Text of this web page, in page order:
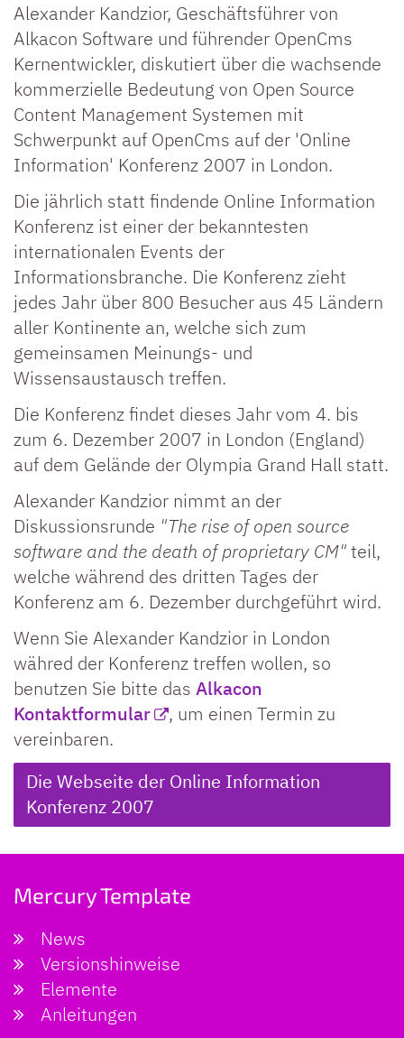
Alexander Kandzior, Geschäftsführer von
Alkacon Software und führender OpenCms
Kernentwickler, diskutiert über die wachsende
kommerzielle Bedeutung von Open Source
Content Management Systemen mit
Schwerpunkt auf OpenCms auf der 'Online
Information' Konferenz 2007 in London.
Die jährlich statt findende Online Information
Konferenz ist einer der bekanntesten
internationalen Events der
Informationsbranche. Die Konferenz zieht
jedes Jahr über 800 Besucher aus 45 Ländern
aller Kontinente an, welche sich zum
gemeinsamen Meinungs- und
Wissensaustausch treffen.
Die Konferenz findet dieses Jahr vom 4. bis
zum 6. Dezember 2007 in London (England)
auf dem Gelände der Olympia Grand Hall statt.
Alexander Kandzior nimmt an der
Diskussionsrunde "The rise of open source
software and the death of proprietary CM"teil,
welche während des dritten Tages der
Konferenz am 6. Dezember durchgeführt wird.
Wenn Sie Alexander Kandzior in London
währed der Konferenz treffen wollen, so
benutzen Sie bitte das Alkacon
Kontaktformular
, um einen Termin zu
vereinbaren.
Die Webseite der Online Information
Konferenz 2007
Mercury Template
News
Versionshinweise
Elemente
Anleitungen